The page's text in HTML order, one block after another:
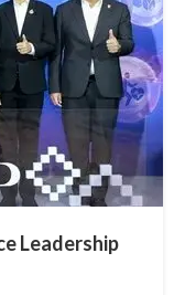
Leadership